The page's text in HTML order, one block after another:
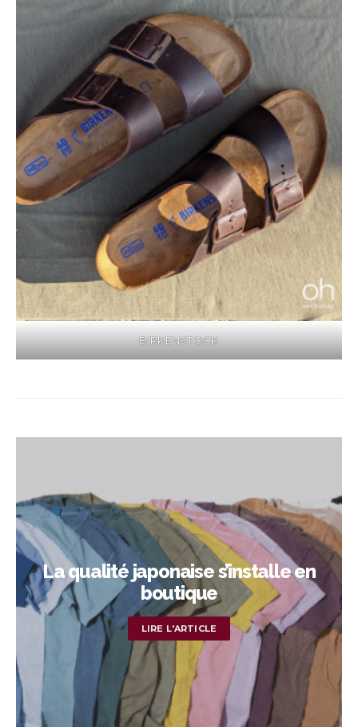
BIRKENSTOCK
La qualité japonaise s’installe en
boutique
LIRE L'ARTICLE